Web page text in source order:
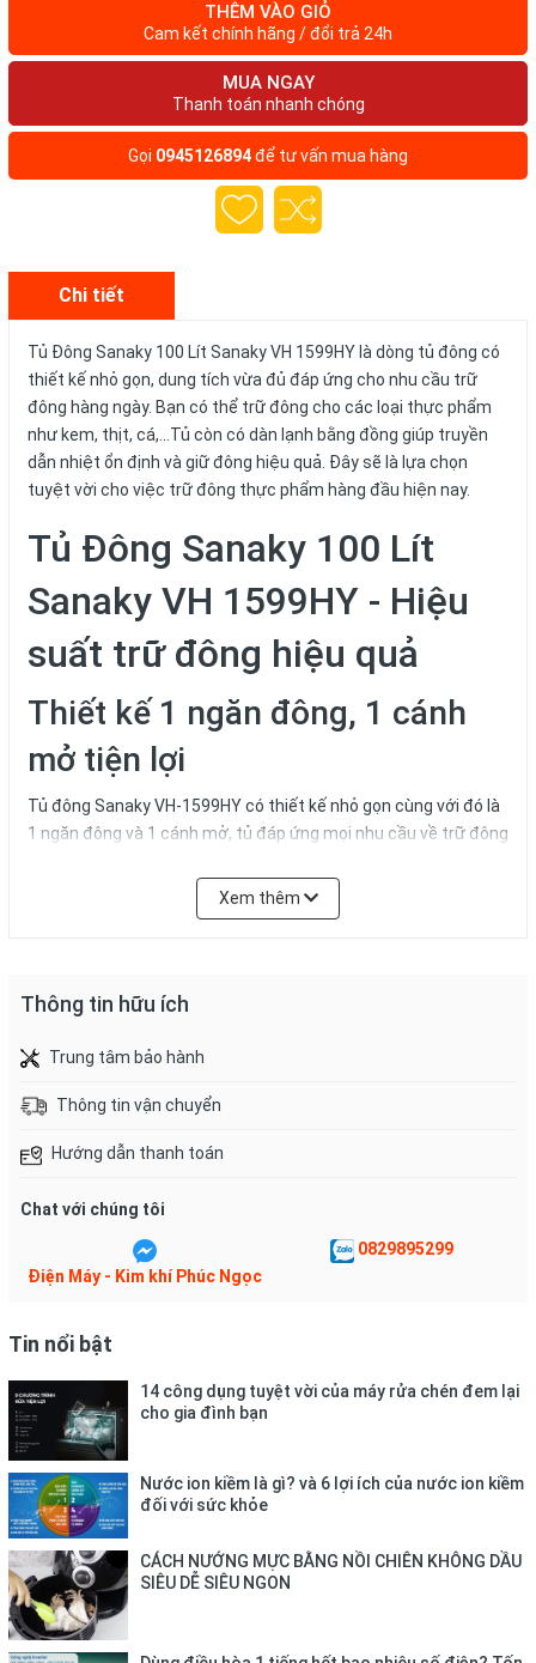
THÊM VÀO GIỎ
Cam kết chính hãng / đổi trả 24h
MUA NGAY
Thanh toán nhanh chóng
Gọi 0945126894để tư vấn mua hàng
Chi tiết
Tủ Đông Sanaky 100 Lít Sanaky VH 1599HY là dòng tủ đông có
thiết kế nhỏ gọn, dung tích vừa đủ đáp ứng cho nhu cầu trữ
đông hàng ngày. Bạn có thể trữ đông cho các loại thực phẩm
như kem, thịt, cá,...Tủ còn có dàn lạnh bằng đồng giúp truyền
dẫn nhiệt ổn định và giữ đông hiệu quả. Đây sẽ là lựa chọn
tuyệt vời cho việc trữ đông thực phẩm hàng đầu hiện nay.
Tủ Đông Sanaky 100 Lít
Sanaky VH 1599HY - Hiệu
suất trữ đông hiệu quả
Thiết kế 1 ngăn đông, 1 cánh
mở tiện lợi
Tủ đông Sanaky VH-1599HY có thiết kế nhỏ gọn cùng với đó là
1 ngăn đông và 1 cánh mở, tủ đáp ứng mọi nhu cầu về trữ đông
nhã, sang trọng và hiện đại. Với màu trắng đơn giản, tủ dễ dàng
kết hợp với bất kỳ không gian nào và mang đến một cảm giác
cho gia đình hoặc các không gian nhỏ.
Tủ đông Sanaky VH-1599HY mang thiết kế nhỏ gọn, cơ động
Dàn lạnh bằng đồng kết hợp
cùng công nghệ làm lạnh 360
độ
với công nghệ làm lạnh 360 độ, mang đến nhiều ưu điểm vượt
trội. Dàn lạnh bằng đồng nguyên chất giúp tủ đông Sanaky dẫn
nhiệt nhanh hơn, đồng thời vận hành êm ái và tiết kiệm điện.
Với khả năng dẫn nhiệt tốt, dàn lạnh đồng đảm bảo tủ làm lạnh
Xem thêm
Thông tin hữu ích
Trung tâm bảo hành
Thông tin vận chuyển
Hướng dẫn thanh toán
Chat với chúng tôi
Điện Máy - Kim khí Phúc Ngọc
0829895299
Tin nổi bật
14 công dụng tuyệt vời của máy rửa chén đem lại
cho gia đình bạn
Nước ion kiềm là gì? và 6 lợi ích của nước ion kiềm
đối với sức khỏe
CÁCH NƯỚNG MỰC BẰNG NỒI CHIÊN KHÔNG DẦU
SIÊU DỄ SIÊU NGON